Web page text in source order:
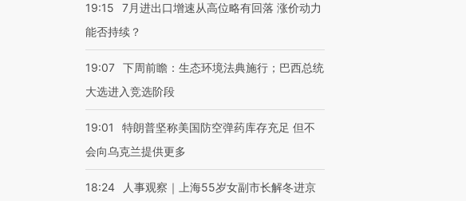
19:15
7月进出口增速从高位略有回落 涨价动力
能否持续？
19:07 下周前瞻：生态环境法典施行；巴西总统
大选进入竞选阶段
19:01
特朗普坚称美国防空弹药库存充足 但不
会向乌克兰提供更多
18:24
人事观察｜上海55岁女副市长解冬进京